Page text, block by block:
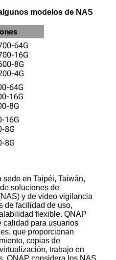
modelos de NAS
64G
16G
8G
4G
64G
16G
8G
16G
8G
8G
en Taipéi, Taiwán,
soluciones de
y de video vigilancia
de facilidad de uso,
flexible. QNAP
calidad para usuarios
que proporcionan
copias de
trabajo en
QNAP considera los NAS